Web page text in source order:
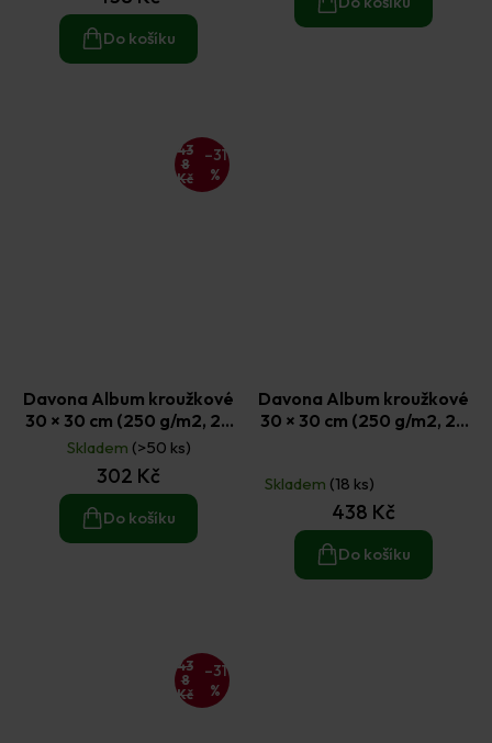
Do košíku
43
8
Kč
–31
%
Davona Album kroužkové
30 × 30 cm (250 g/m2, 20
listů) - stříbrné
Skladem (>50 ks)
302 Kč
Do košíku
Davona Album kroužkové
30 × 30 cm (250 g/m2, 20
hodnocení
produktu
Skladem (18 ks)
438 Kč
Do košíku
43
8
Kč
–31
%